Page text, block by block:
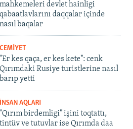
mahkemeleri devlet hainligi
qabaatlavlarını daqqalar içinde
nasıl baqalar
CEMİYET
"Er kes qaça, er kes kete": cenk
Qırımdaki Rusiye turistlerine nasıl
barıp yetti
İNSAN AQLARI
"Qırım birdemligi" işini toqtattı,
tintüv ve tutuvlar ise Qırımda daa